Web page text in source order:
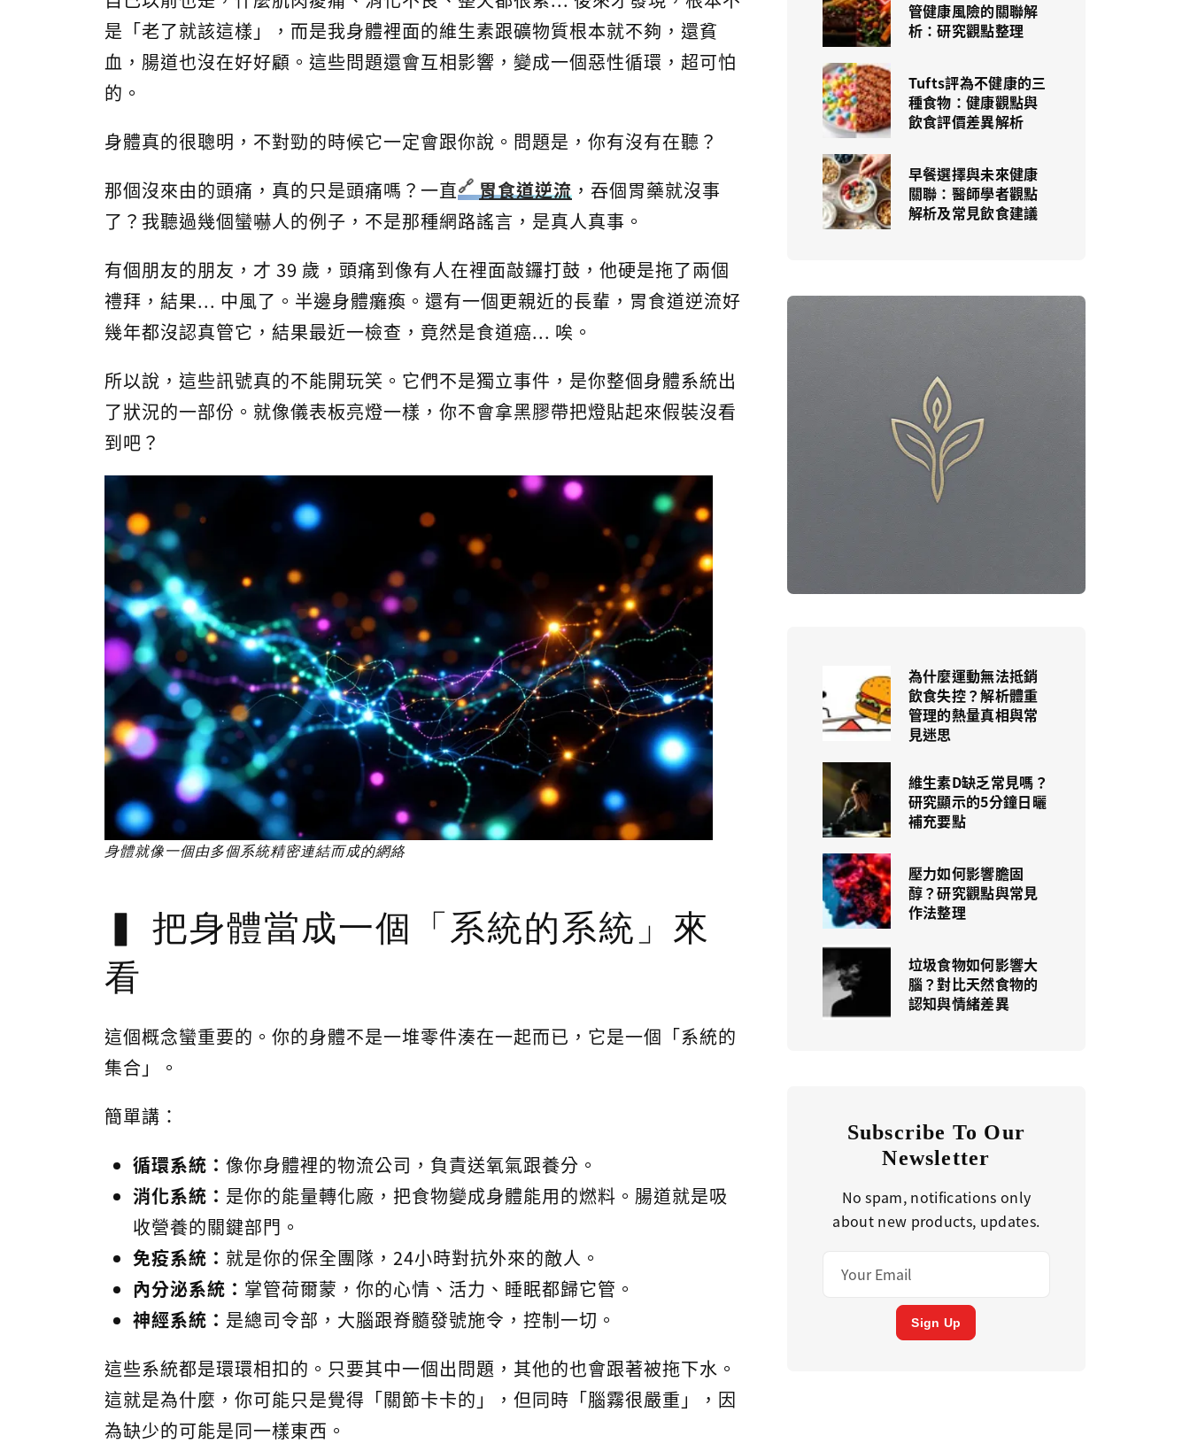
是「老了就該這樣」，而是我身體裡面的維生素跟礦物質根本就不夠，還貧
血，腸道也沒在好好顧。這些問題還會互相影響，變成一個惡性循環，超可怕
的。
身體真的很聰明，不對勁的時候它一定會跟你說。問題是，你有沒有在聽？
那個沒來由的頭痛，真的只是頭痛嗎？一直
胃食道逆流 ，吞個胃藥就沒事
了？我聽過幾個蠻嚇人的例子，不是那種網路謠言，是真人真事。
有個朋友的朋友，才 39 歲，頭痛到像有人在裡面敲鑼打鼓，他硬是拖了兩個
禮拜，結果... 中風了。半邊身體癱瘓。還有一個更親近的長輩，胃食道逆流好
幾年都沒認真管它，結果最近一檢查，竟然是食道癌... 唉。
所以說，這些訊號真的不能開玩笑。它們不是獨立事件，是你整個身體系統出
了狀況的一部份。就像儀表板亮燈一樣，你不會拿黑膠帶把燈貼起來假裝沒看
到吧？
身體就像一個由多個系統精密連結而成的網絡
把身體當成一個「系統的系統」來
看
這個概念蠻重要的。你的身體不是一堆零件湊在一起而已，它是一個「系統的
集合」。
簡單講：
循環系統： 像你身體裡的物流公司，負責送氧氣跟養分。
消化系統： 是你的能量轉化廠，把食物變成身體能用的燃料。腸道就是吸
收營養的關鍵部門。
免疫系統： 就是你的保全團隊，24小時對抗外來的敵人。
內分泌系統： 掌管荷爾蒙，你的心情、活力、睡眠都歸它管。
神經系統： 是總司令部，大腦跟脊髓發號施令，控制一切。
這些系統都是環環相扣的。只要其中一個出問題，其他的也會跟著被拖下水。
這就是為什麼，你可能只是覺得「關節卡卡的」，但同時「腦霧很嚴重」，因
為缺少的可能是同一樣東西。
管健康風險的關聯解
析：研究觀點整理
Tufts評為不健康的三
種食物：健康觀點與
飲食評價差異解析
早餐選擇與未來健康
關聯：醫師學者觀點
解析及常見飲食建議
為什麼運動無法抵銷
飲食失控？解析體重
管理的熱量真相與常
見迷思
維生素D缺乏常見嗎？
研究顯示的5分鐘日曬
補充要點
壓力如何影響膽固
醇？研究觀點與常見
作法整理
垃圾食物如何影響大
腦？對比天然食物的
認知與情緒差異
Subscribe To Our
Newsletter
No spam, notifications only
about new products, updates.
Sign Up